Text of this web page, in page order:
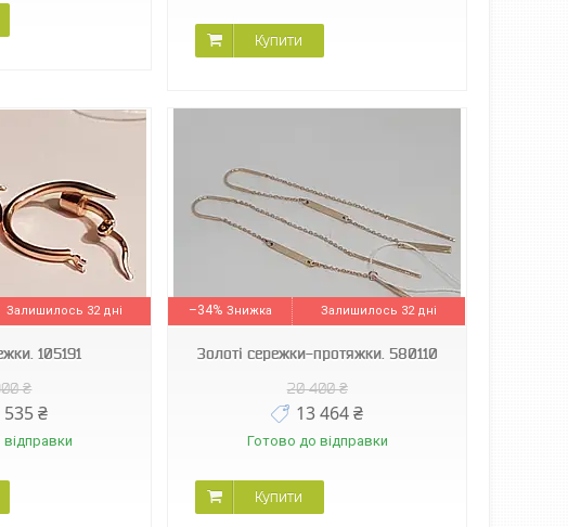
Купити
Залишилось 32 дні
105191
₴
535 ₴
–34%
Залишилось 32 дні
Золоті сережки-протяжки. 580110
20 400 ₴
13 464 ₴
Готово до відправки
Купити